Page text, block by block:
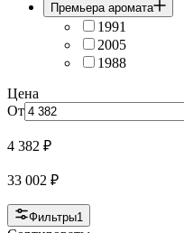
Премьера аромата
1991
2005
1988
Цена
От
4 382 ₽
33 002 ₽
Фильтры1